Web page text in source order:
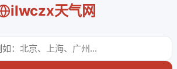
ilwczx天气网